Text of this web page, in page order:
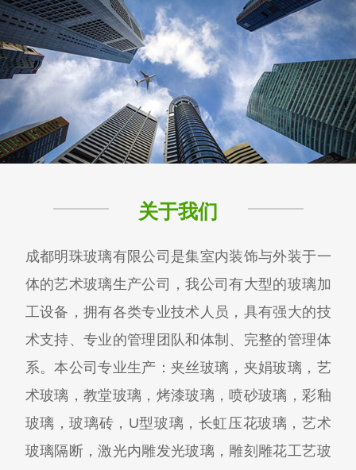
关于我们
成都明珠玻璃有限公司是集室内装饰与外装于一
体的艺术玻璃生产公司，我公司有大型的玻璃加
工设备，拥有各类专业技术人员，具有强大的技
术支持、专业的管理团队和体制、完整的管理体
系。本公司专业生产：夹丝玻璃，夹娟玻璃，艺
术玻璃，教堂玻璃，烤漆玻璃，喷砂玻璃，彩釉
玻璃，玻璃砖，U型玻璃，长虹压花玻璃，艺术
玻璃隔断，激光内雕发光玻璃，雕刻雕花工艺玻